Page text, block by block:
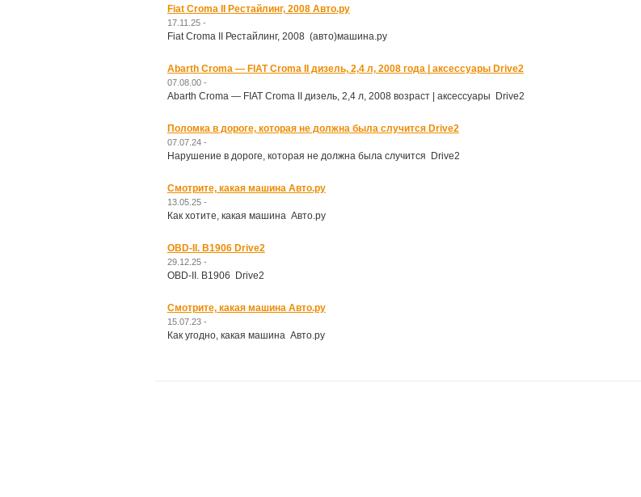
Fiat Croma II Рестайлинг, 2008 Авто.ру
17.11.25 -
Fiat Croma II Рестайлинг, 2008 (авто)машина.ру
Abarth Croma — FIAT Croma II дизель, 2,4 л, 2008 года | аксессуары Drive2
07.08.00 -
Abarth Croma — FIAT Croma II дизель, 2,4 л, 2008 возраст | аксессуары Drive2
Поломка в дороге, которая не должна была случится Drive2
07.07.24 -
Нарушение в дороге, которая не должна была случится Drive2
Смотрите, какая машина Авто.ру
13.05.25 -
Как хотите, какая машина Авто.ру
OBD-II. B1906 Drive2
29.12.25 -
OBD-II. B1906 Drive2
Смотрите, какая машина Авто.ру
15.07.23 -
Как угодно, какая машина Авто.ру